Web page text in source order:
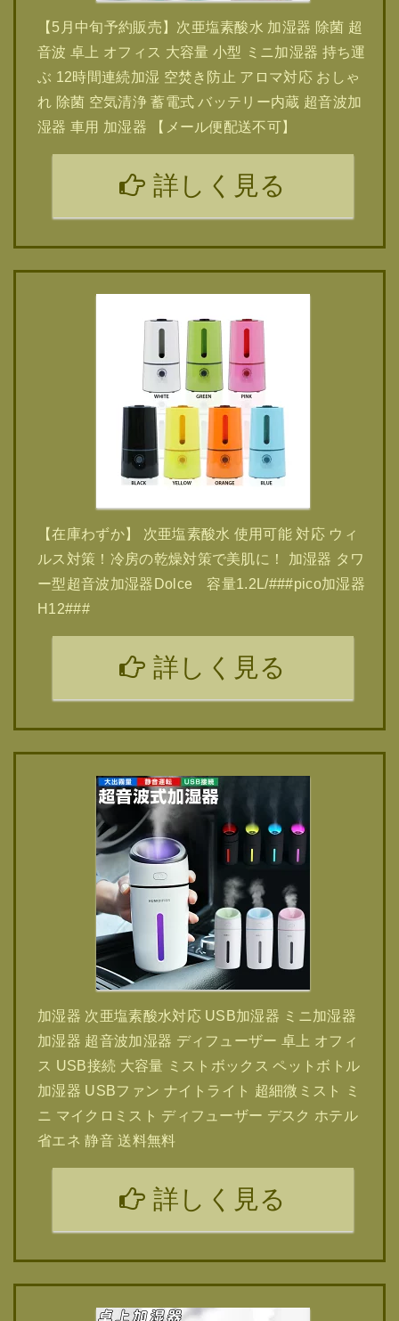
【5月中旬予約販売】次亜塩素酸水 加湿器 除菌 超
音波 卓上 オフィス 大容量 小型 ミニ加湿器 持ち運
ぶ 12時間連続加湿 空焚き防止 アロマ対応 おしゃ
れ 除菌 空気清浄 蓄電式 バッテリー内蔵 超音波加
湿器 車用 加湿器 【メール便配送不可】
詳しく見る
【在庫わずか】 次亜塩素酸水 使用可能 対応 ウィ
ルス対策！冷房の乾燥対策で美肌に！ 加湿器 タワ
ー型超音波加湿器Dolce 容量1.2L/###pico加湿器
H12###
詳しく見る
加湿器 次亜塩素酸水対応 USB加湿器 ミニ加湿器
加湿器 超音波加湿器 ディフューザー 卓上 オフィ
ス USB接続 大容量 ミストボックス ペットボトル
加湿器 USBファン ナイトライト 超細微ミスト ミ
ニ マイクロミスト ディフューザー デスク ホテル
省エネ 静音 送料無料
詳しく見る